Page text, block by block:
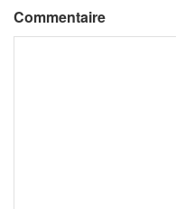
Commentaire